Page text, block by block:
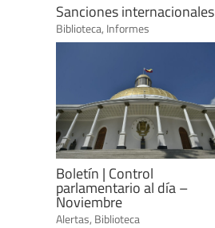
Sanciones internacionales
Biblioteca, Informes
Boletín | Control
parlamentario al día –
Noviembre
Alertas, Biblioteca